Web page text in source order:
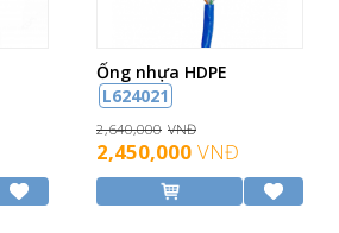
Ống nhựa HDPE
L624021
2,640,000 VNĐ
2,450,000 VNĐ